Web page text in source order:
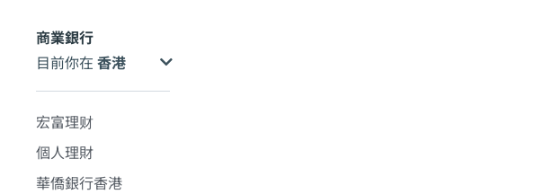
商業銀行
目前你在
宏富理财
個人理財
華僑銀行香港